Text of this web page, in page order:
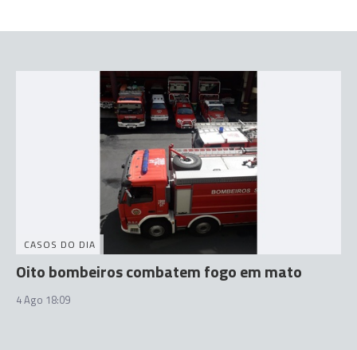
CASOS DO DIA
Oito bombeiros combatem fogo em mato
4 Ago 18:09